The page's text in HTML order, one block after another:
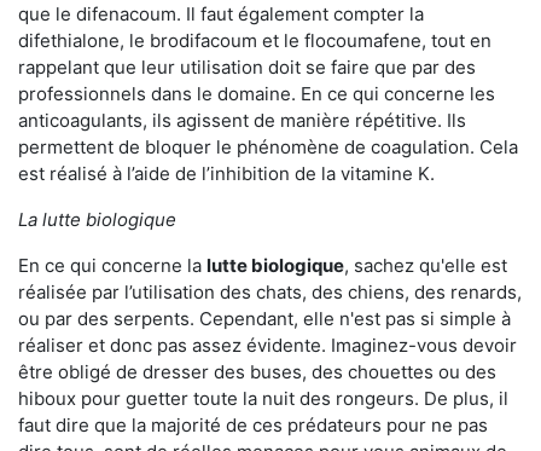
que le difenacoum. Il faut également compter la
difethialone, le brodifacoum et le flocoumafene, tout en
rappelant que leur utilisation doit se faire que par des
professionnels dans le domaine. En ce qui concerne les
anticoagulants, ils agissent de manière répétitive. Ils
permettent de bloquer le phénomène de coagulation. Cela
est réalisé à l’aide de l’inhibition de la vitamine K.
La lutte biologique
En ce qui concerne la lutte biologique, sachez qu'elle est
réalisée par l’utilisation des chats, des chiens, des renards,
ou par des serpents. Cependant, elle n'est pas si simple à
réaliser et donc pas assez évidente. Imaginez-vous devoir
être obligé de dresser des buses, des chouettes ou des
hiboux pour guetter toute la nuit des rongeurs. De plus, il
faut dire que la majorité de ces prédateurs pour ne pas